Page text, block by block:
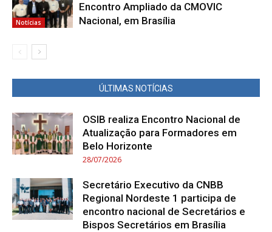
Notícias
Encontro Ampliado da CMOVIC
Nacional, em Brasília
ÚLTIMAS NOTÍCIAS
OSIB realiza Encontro Nacional de
Atualização para Formadores em
Belo Horizonte
28/07/2026
Secretário Executivo da CNBB
Regional Nordeste 1 participa de
encontro nacional de Secretários e
Bispos Secretários em Brasília